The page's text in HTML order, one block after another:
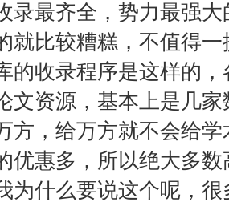
录最齐全，势力最强
就比较糟糕，不值得
的收录程序是这样的
文资源，基本上是几
方，给万方就不会给
优惠多，所以绝大多
为什么要说这个呢，